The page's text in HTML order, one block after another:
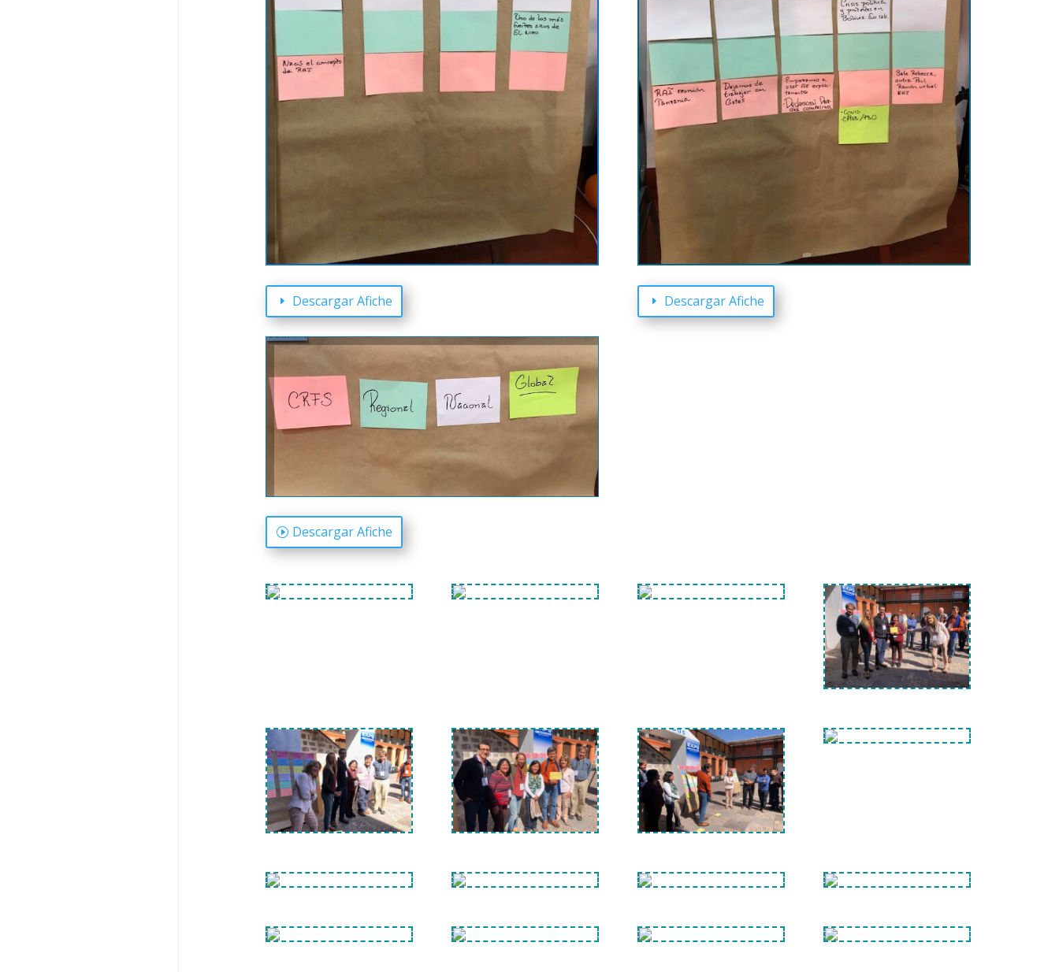
Descargar Afiche
Descargar Afiche
Descargar Afiche